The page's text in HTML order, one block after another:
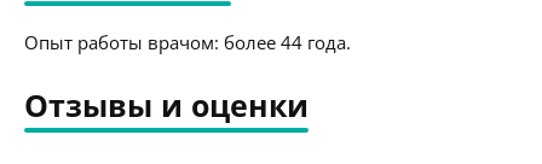
Опыт работы врачом: более 44 года.
Отзывы и оценки